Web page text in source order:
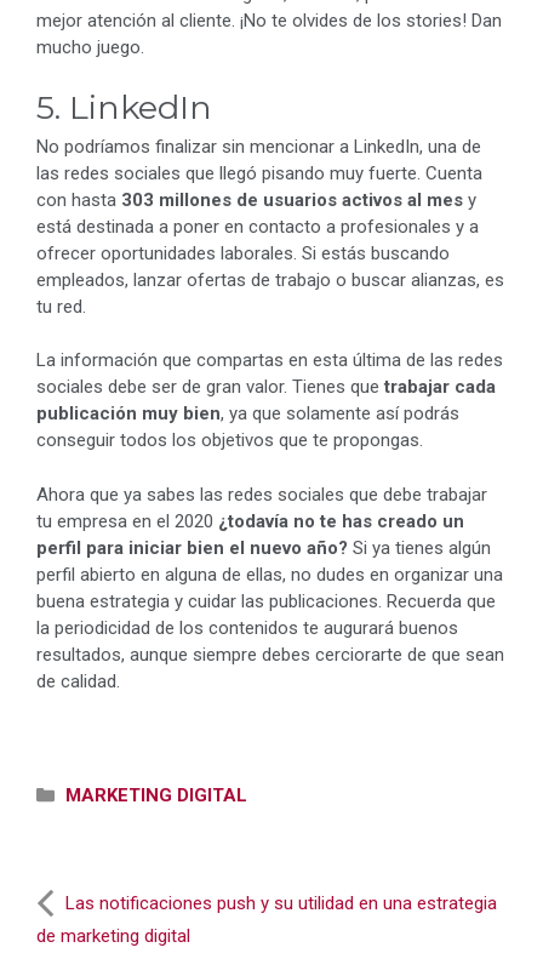
mejor atención al cliente. ¡No te olvides de los stories! Dan
mucho juego.
5. LinkedIn
No podríamos finalizar sin mencionar a LinkedIn, una de
las redes sociales que llegó pisando muy fuerte. Cuenta
con hasta 303 millones de usuarios activos al mes y
está destinada a poner en contacto a profesionales y a
ofrecer oportunidades laborales. Si estás buscando
empleados, lanzar ofertas de trabajo o buscar alianzas, es
tu red.
La información que compartas en esta última de las redes
sociales debe ser de gran valor. Tienes quetrabajar cada
publicación muy bien, ya que solamente así podrás
conseguir todos los objetivos que te propongas.
Ahora que ya sabes las redes sociales que debe trabajar
tu empresa en el 2020 ¿todavía no te has creado un
perfil para iniciar bien el nuevo año? Si ya tienes algún
perfil abierto en alguna de ellas, no dudes en organizar una
buena estrategia y cuidar las publicaciones. Recuerda que
la periodicidad de los contenidos te augurará buenos
resultados, aunque siempre debes cerciorarte de que sean
de calidad.
Categorías
MARKETING DIGITAL
Las notificaciones push y su utilidad en una estrategia
de marketing digital